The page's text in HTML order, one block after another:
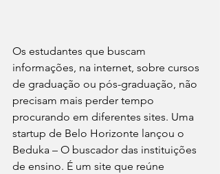
Os estudantes que buscam
informações, na internet, sobre cursos
de graduação ou pós-graduação, não
precisam mais perder tempo
procurando em diferentes sites. Uma
startup de Belo Horizonte lançou o
Beduka – O buscador das instituições
de ensino. É um site que reúne